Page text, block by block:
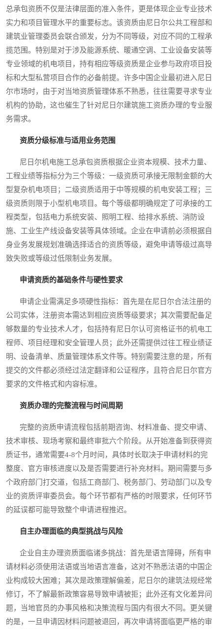
总承包资质不仅是法律层面的准入条件，更是体现企业专业技术
实力和项目管理水平的重要标志。该资质由尼日尔公共工程部和
建筑业管理委员会联合颁发，分为不同等级，对应不同的工程承
揽范围。特别是对于涉及能源系统、暖通空调、工业设备安装等
专业领域的机电项目，持有相应等级资质是企业参与政府项目投
标和大型私营项目合作的必备前提。许多中国企业最初进入尼日
尔市场时，由于对当地资质管理体系不熟悉，往往需要寻求专业
机构的协助，这也催生了针对尼日尔建筑施工资质办理的专业服
务需求。
资质分级标准与适用业务范围
尼日尔机电施工总承包资质根据企业资本规模、技术力量、
工程业绩等指标分为三个等级：一级资质可承接无限制金额的大
型复杂机电项目；二级资质适用于中等规模的机电安装工程；三
级资质则限于小型机电项目。每个等级都明确规定了可承接的工
程类型，包括电力系统安装、照明工程、给排水系统、消防设
施、工业生产线设备安装等具体领域。企业在申请前必须根据自
身业务发展规划准确选择适合的资质等级，避免申请等级过高导
致失败或等级过低限制业务发展。
申请资质的基础条件与硬性要求
申请企业需满足多项硬性指标：首先是在尼日尔合法注册的
公司实体，注册资本需达到相应资质等级要求；其次需要配备足
够数量的专业技术人才，包括持有尼日尔认可资格证书的机电工
程师、项目经理和安全管理人员；此外还需提供过往工程业绩证
明、设备清单、质量管理体系文件等。特别需要注意的是，所有
提交的文件都必须经过法定翻译和公证程序，且符合尼日尔官方
要求的文件格式和内容标准。
资质办理的完整流程与时间周期
完整的资质申请流程包括前期咨询、材料准备、提交申请、
技术审核、现场考察和最终审批六个阶段。从开始准备到获得资
质证书，通常需要4-8个月时间，具体时长取决于申请材料的完
整度、官方审核进度以及是否需要进行补充材料。期间需要与多
个政府部门打交道，包括工商部门、税务部门、劳动部门以及专
业的资质评审委员会。每个环节都有严格的时限要求，任何环节
的延误都可能导致整个申请进程推迟。
自主办理面临的典型挑战与风险
企业自主办理资质面临诸多挑战：首先是语言障碍，所有申
请材料必须使用法语或当地语言准备，这对不熟悉法语的中国企
业构成较大困难；其次是政策理解偏差，尼日尔的建筑法规经常
修订，不了解最新政策容易导致申请被拒；此外还有文化差异问
题，当地官员的办事风格和决策流程与国内有很大不同。更关键
的是，一旦申请因材料问题被退回，再次申请将面临更严格的审